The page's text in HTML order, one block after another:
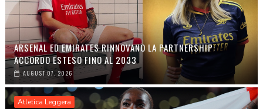
ARSENAL ED EMIRATES RINNOVANO LA PARTNERSHIP:
ACCORDO ESTESO FINO AL 2033
AUGUST 07, 2026
Atletica Leggera